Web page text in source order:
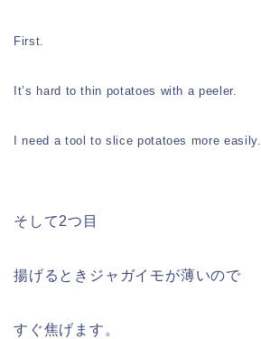
First.
It’s hard to thin potatoes with a peeler.
I need a tool to slice potatoes more easily.
そして2つ目
揚げるときジャガイモが薄いので
すぐ焦げます。